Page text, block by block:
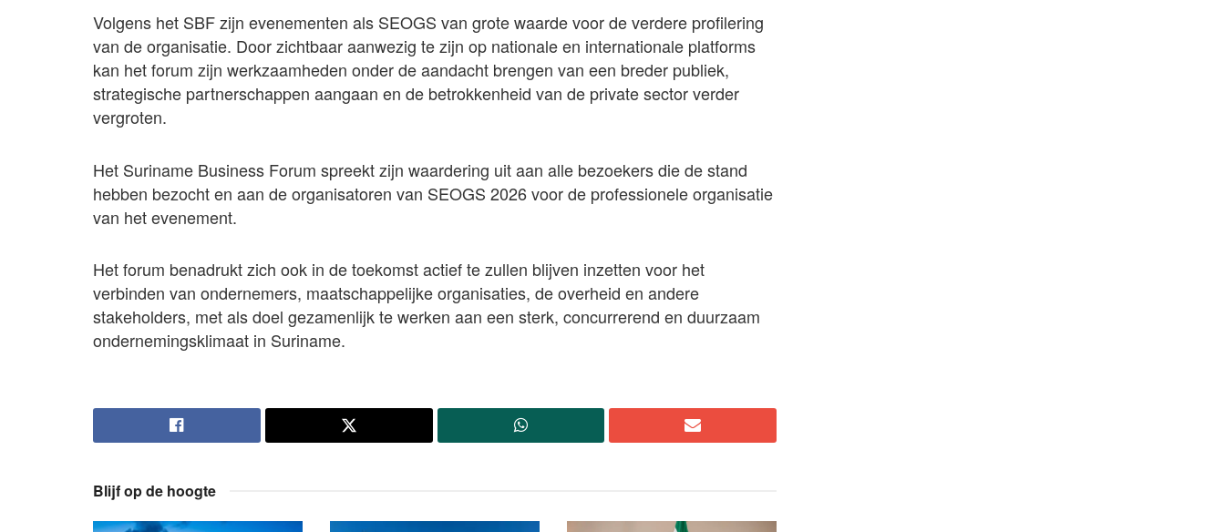
Volgens het SBF zijn evenementen als SEOGS van grote waarde voor de verdere profilering
van de organisatie. Door zichtbaar aanwezig te zijn op nationale en internationale platforms
kan het forum zijn werkzaamheden onder de aandacht brengen van een breder publiek,
strategische partnerschappen aangaan en de betrokkenheid van de private sector verder
vergroten.
Het Suriname Business Forum spreekt zijn waardering uit aan alle bezoekers die de stand
hebben bezocht en aan de organisatoren van SEOGS 2026 voor de professionele organisatie
van het evenement.
Het forum benadrukt zich ook in de toekomst actief te zullen blijven inzetten voor het
verbinden van ondernemers, maatschappelijke organisaties, de overheid en andere
stakeholders, met als doel gezamenlijk te werken aan een sterk, concurrerend en duurzaam
ondernemingsklimaat in Suriname.
Blijf op de hoogte